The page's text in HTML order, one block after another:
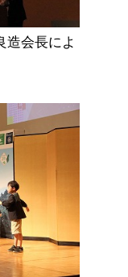
造会長によ